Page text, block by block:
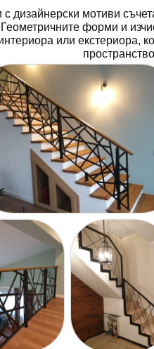
дизайнерски мотиви
форми и
или екстериора,